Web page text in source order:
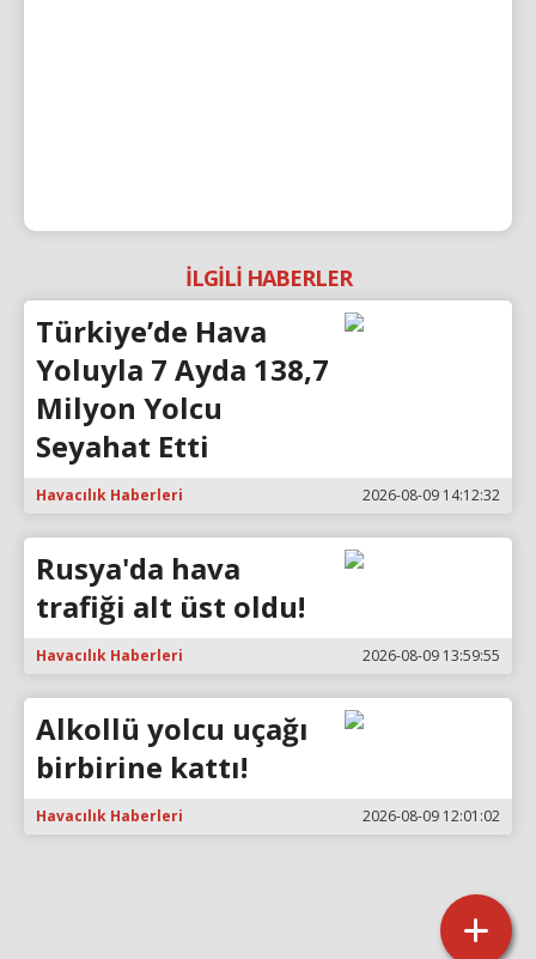
İLGİLİ HABERLER
Türkiye’de Hava
Yoluyla 7 Ayda 138,7
Milyon Yolcu
Seyahat Etti
Havacılık Haberleri 2026-08-09 14:12:32
Rusya'da hava
trafiği alt üst oldu!
Havacılık Haberleri 2026-08-09 13:59:55
Alkollü yolcu uçağı
birbirine kattı!
Havacılık Haberleri 2026-08-09 12:01:02